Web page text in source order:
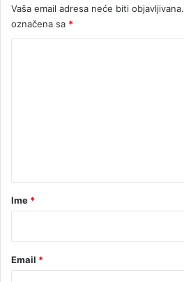
n
o
s
Vaša email adresa neće biti objavljivana.
označena sa *
rIme *
Email *